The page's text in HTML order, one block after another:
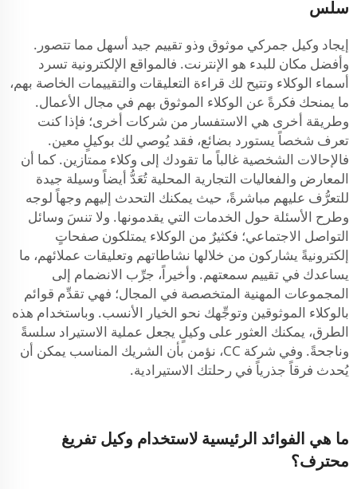
سلس
إيجاد وكيل جمركي موثوق وذو تقييم جيد أسهل مما تتصور.
وأفضل مكان للبدء هو الإنترنت. فالمواقع الإلكترونية تسرد
أسماء الوكلاء وتتيح لك قراءة التعليقات والتقييمات الخاصة بهم،
ما يمنحك فكرةً عن الوكلاء الموثوق بهم في مجال الأعمال.
وطريقة أخرى هي الاستفسار من شركات أخرى؛ فإذا كنت
تعرف شخصاً يستورد بضائع، فقد يُوصي لك بوكيلٍ معين.
فالإحالات الشخصية غالباً ما تقودك إلى وكلاء ممتازين. كما أن
المعارض والفعاليات التجارية المحلية تُعَدُّ أيضاً وسيلة جيدة
للتعرُّف عليهم مباشرةً، حيث يمكنك التحدث إليهم وجهاً لوجه
وطرح الأسئلة حول الخدمات التي يقدمونها. ولا تنسَ وسائل
التواصل الاجتماعي؛ فكثيرٌ من الوكلاء يمتلكون صفحاتٍ
إلكترونيةً يشاركون من خلالها نشاطاتهم وتعليقات عملائهم، ما
يساعدك في تقييم سمعتهم. وأخيراً، جرِّب الانضمام إلى
المجموعات المهنية المتخصصة في المجال؛ فهي تقدِّم قوائم
بالوكلاء الموثوقين وتوجِّهك نحو الخيار الأنسب. وباستخدام هذه
الطرق، يمكنك العثور على وكيلٍ يجعل عملية الاستيراد سلسةً
وناجحةً. وفي شركة CC، نؤمن بأن الشريك المناسب يمكن أن
يُحدث فرقاً جذرياً في رحلتك الاستيرادية.
ما هي الفوائد الرئيسية لاستخدام وكيل تفريغ
محترف؟